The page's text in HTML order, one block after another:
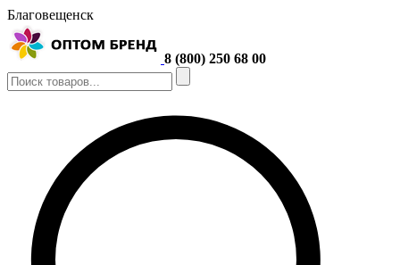
Благовещенск
8 (800) 250 68 00